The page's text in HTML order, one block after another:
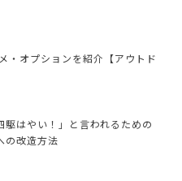
・オプションを紹介【アウトド
駆はやい！」と言われるための
の改造方法